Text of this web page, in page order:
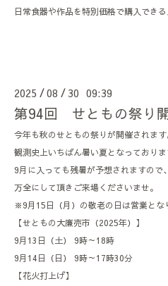
日常食器や作品を特別価格で購入できる
2025 /08 / 30 09:39
第94回 せともの祭り開
今年も秋のせともの祭りが開催されます
観測史上いちばん暑い夏となっておりま
9月に入っても残暑が予想されますので
万全にして頂きご来場くださいませ。
※9月15日（月）の敬老の日は営業とな
【せともの大廉売市（2025年）】
9月13日（土） 9時～18時
9月14日（日） 9時～17時30分
【花火打上げ】